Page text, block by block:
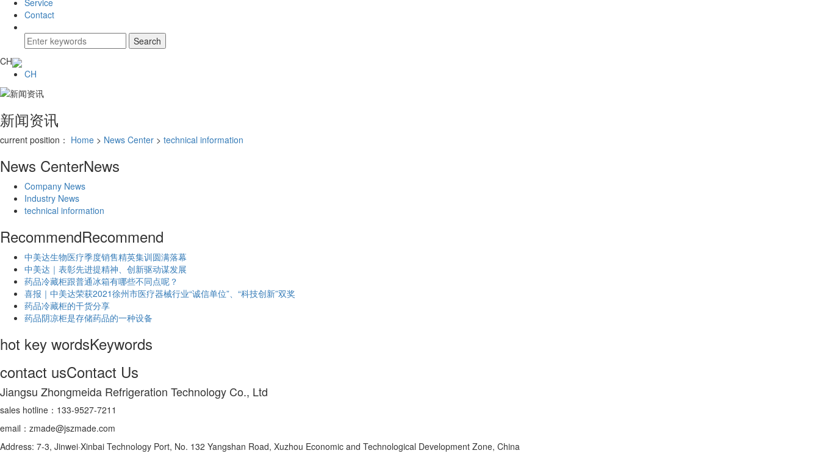
Service
Contact
CH
CH
新闻资讯
current position： Home > News Center > technical information
News CenterNews
Company News
Industry News
technical information
RecommendRecommend
中美达生物医疗季度销售精英集训圆满落幕
中美达｜表彰先进提精神、创新驱动谋发展
药品冷藏柜跟普通冰箱有哪些不同点呢？
喜报｜中美达荣获2021徐州市医疗器械行业“诚信单位”、“科技创新”双奖
药品冷藏柜的干货分享
药品阴凉柜是存储药品的一种设备
hot key wordsKeywords
contact usContact Us
Jiangsu Zhongmeida Refrigeration Technology Co., Ltd
sales hotline：133-9527-7211
email：zmade@jszmade.com
Address: 7-3, Jinwei·Xinbai Technology Port, No. 132 Yangshan Road, Xuzhou Economic and Technological Development Zone, China